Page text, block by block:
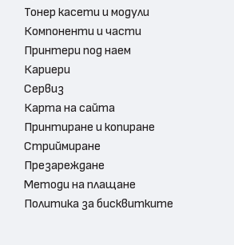
Тонер касети и модули
Компоненти и части
Принтери под наем
Кариери
Сервиз
Карта на сайта
Принтиране и копиране
Стриймиране
Презареждане
Методи на плащане
Политика за бисквитките